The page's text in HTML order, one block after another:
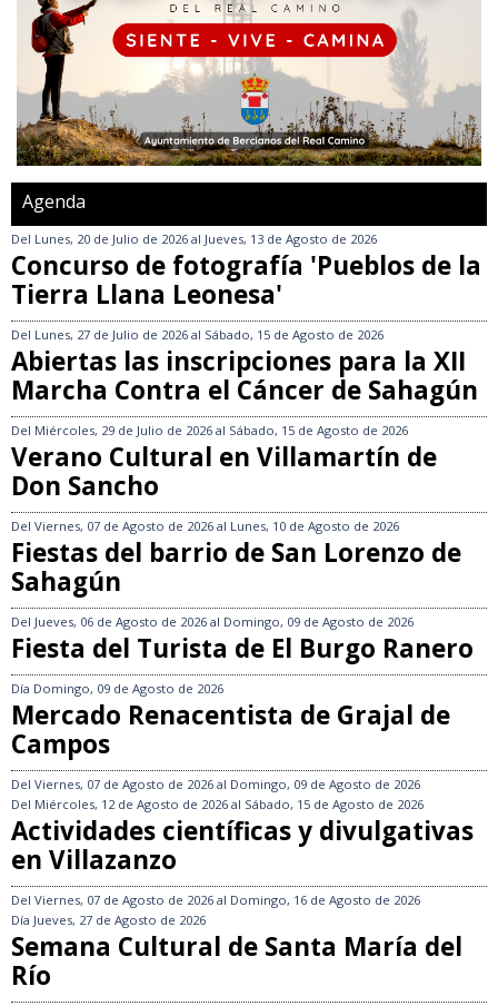
Agenda
Del Lunes, 20 de Julio de 2026 al Jueves, 13 de Agosto de 2026
Concurso de fotografía 'Pueblos de la
Tierra Llana Leonesa'
Del Lunes, 27 de Julio de 2026 al Sábado, 15 de Agosto de 2026
Abiertas las inscripciones para la XII
Marcha Contra el Cáncer de Sahagún
Del Miércoles, 29 de Julio de 2026 al Sábado, 15 de Agosto de 2026
Verano Cultural en Villamartín de
Don Sancho
Del Viernes, 07 de Agosto de 2026 al Lunes, 10 de Agosto de 2026
Fiestas del barrio de San Lorenzo de
Sahagún
Del Jueves, 06 de Agosto de 2026 al Domingo, 09 de Agosto de 2026
Fiesta del Turista de El Burgo Ranero
Día Domingo, 09 de Agosto de 2026
Mercado Renacentista de Grajal de
Campos
Del Viernes, 07 de Agosto de 2026 al Domingo, 09 de Agosto de 2026
Del Miércoles, 12 de Agosto de 2026 al Sábado, 15 de Agosto de 2026
Actividades científicas y divulgativas
en Villazanzo
Del Viernes, 07 de Agosto de 2026 al Domingo, 16 de Agosto de 2026
Día Jueves, 27 de Agosto de 2026
Semana Cultural de Santa María del
Río